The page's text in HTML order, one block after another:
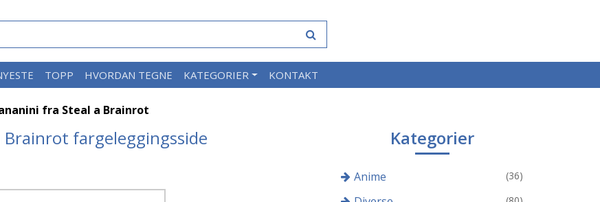
TOPP HVORDAN TEGNE KATEGORIER KONTAKT
fra Steal a Brainrot
fargeleggingsside Kategorier
Anime (36)